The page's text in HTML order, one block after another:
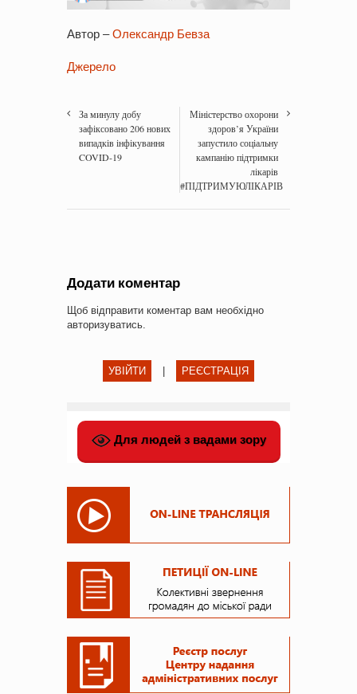
Автор –Олександр Бевза
Джерело
За минулу добу
зафіксовано 206 нових
випадків інфікування
COVID-19
Міністерство охорони
здоров’я України
запустило соціальну
кампанію підтримки
лікарів
#ПІДТРИМУЮЛІКАРІВ
Додати коментар
Щоб відправити коментар вам необхідно
авторизуватись
УВІЙТИ | РЕЄСТРАЦІЯ
Для людей з вадами зору